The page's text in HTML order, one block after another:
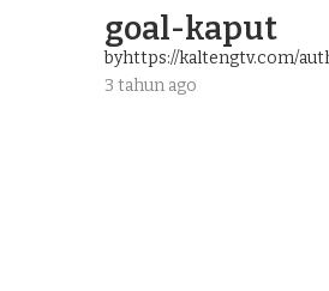
goal-kaput
byhttps://kaltengtv.com/
3 tahun ago